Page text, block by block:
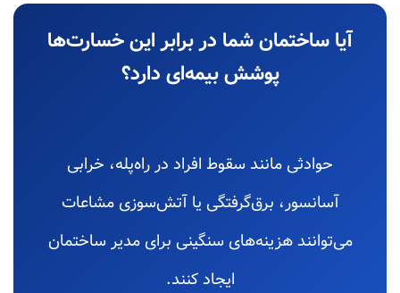
آیا ساختمان شما در برابر این خسارت‌ها
پوشش بیمه‌ای دارد؟
حوادثی مانند سقوط افراد در راه‌پله، خرابی
آسانسور، برق‌گرفتگی یا آتش‌سوزی مشاعات
می‌توانند هزینه‌های سنگینی برای مدیر ساختمان
ایجاد کنند.